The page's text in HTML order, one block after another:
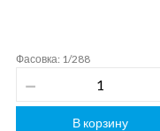
Фасовка: 1/288
В корзину